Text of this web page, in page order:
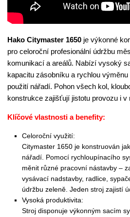
Hako Citymaster 1650 je výkonné
pro celoroční profesionální údržbu
komunikací a areálů. Nabízí vysoký
kapacitu zásobníku a rychlou
použití nářadí. Pohon všech kol,
konstrukce zajišťují jistotu provozu i v
Klíčové vlastnosti a benefity:
Celoroční využití:
Citymaster 1650 je konstruován
nářadí. Pomocí rychloupínacího
měnit různé pracovní nástavby –
vysávací nadstavby, radlice,
údržbu zeleně. Jeden stroj zajistí
Vysoká produktivita:
Stroj disponuje výkonným sacím